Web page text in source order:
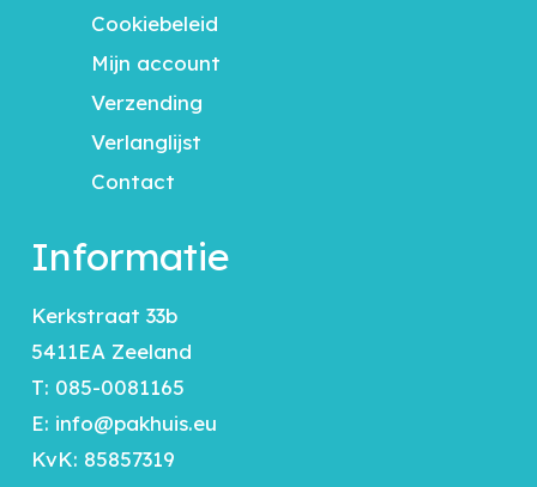
Cookiebeleid
Mijn account
Verzending
Verlanglijst
Contact
Informatie
Kerkstraat 33b
5411EA Zeeland
T: 085-0081165
E: info@pakhuis.eu
KvK: 85857319